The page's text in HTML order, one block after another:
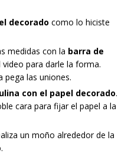
decorado como lo hiciste
medidas con la barra de
para darle la forma.
pega las uniones.
con el papel decorado.
cara para fijar el papel a la
un moño alrededor de la